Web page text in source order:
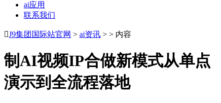
ai应用
联系我们
J9集团国际站官网 > ai资讯 > > 内容
制AI视频IP合做新模式从单点
演示到全流程落地